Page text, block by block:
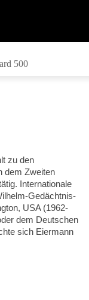
500
zu den
dem Zweiten
Internationale
Gedächtnis-
USA (1962-
dem Deutschen
sich Eiermann